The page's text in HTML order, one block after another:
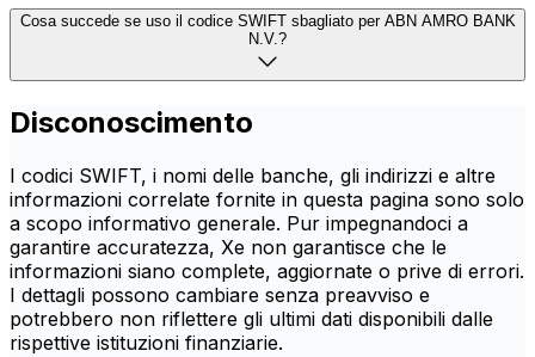
Cosa succede se uso il codice SWIFT sbagliato per ABN AMRO BANK
N.V.?
Disconoscimento
I codici SWIFT, i nomi delle banche, gli indirizzi e altre
informazioni correlate fornite in questa pagina sono solo
a scopo informativo generale. Pur impegnandoci a
garantire accuratezza, Xe non garantisce che le
informazioni siano complete, aggiornate o prive di errori.
I dettagli possono cambiare senza preavviso e
potrebbero non riflettere gli ultimi dati disponibili dalle
rispettive istituzioni finanziarie.